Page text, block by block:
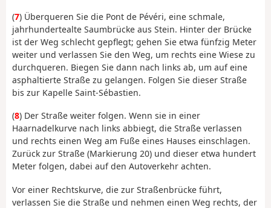
(7) Überqueren Sie die Pont de Pévéri, eine schmale,
jahrhundertealte Saumbrücke aus Stein. Hinter der Brücke
ist der Weg schlecht gepflegt; gehen Sie etwa fünfzig Meter
weiter und verlassen Sie den Weg, um rechts eine Wiese zu
durchqueren. Biegen Sie dann nach links ab, um auf eine
asphaltierte Straße zu gelangen. Folgen Sie dieser Straße
bis zur Kapelle Saint-Sébastien.
(8) Der Straße weiter folgen. Wenn sie in einer
Haarnadelkurve nach links abbiegt, die Straße verlassen
und rechts einen Weg am Fuße eines Hauses einschlagen.
Zurück zur Straße (Markierung 20) und dieser etwa hundert
Meter folgen, dabei auf den Autoverkehr achten.
Vor einer Rechtskurve, die zur Straßenbrücke führt,
verlassen Sie die Straße und nehmen einen Weg rechts, der